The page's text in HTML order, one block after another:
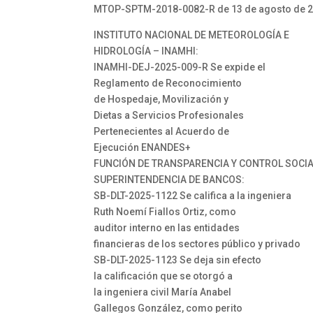
MTOP-SPTM-2018-0082-R de 13 de agosto de
INSTITUTO NACIONAL DE METEOROLOGÍA E
HIDROLOGÍA – INAMHI:
INAMHI-DEJ-2025-009-R Se expide el
Reglamento de Reconocimiento
de Hospedaje, Movilización y
Dietas a Servicios Profesionales
Pertenecientes al Acuerdo de
Ejecución ENANDES+
FUNCIÓN DE TRANSPARENCIA Y CONTROL
SUPERINTENDENCIA DE BANCOS:
SB-DLT-2025-1122 Se califica a la ingeniera
Ruth Noemí Fiallos Ortiz, como
auditor interno en las entidades
financieras de los sectores público y privado
SB-DLT-2025-1123 Se deja sin efecto
la calificación que se otorgó a
la ingeniera civil María Anabel
Gallegos González, como perito